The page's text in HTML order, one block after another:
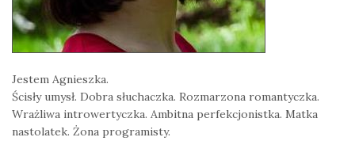
Jestem Agnieszka.
Ścisły umysł. Dobra słuchaczka. Rozmarzona romantyczka.
Wrażliwa introwertyczka. Ambitna perfekcjonistka. Matka
nastolatek. Żona programisty.